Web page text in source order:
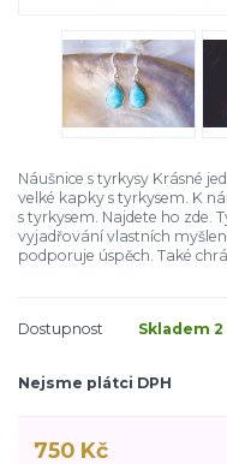
Náušnice s tyrkysy Krásné
velké kapky s tyrkysem. K
s tyrkysem. Najdete ho zde.
vyjadřování vlastních
podporuje úspěch. Také
Dostupnost Skladem 2
Nejsme plátci DPH
750 Kč